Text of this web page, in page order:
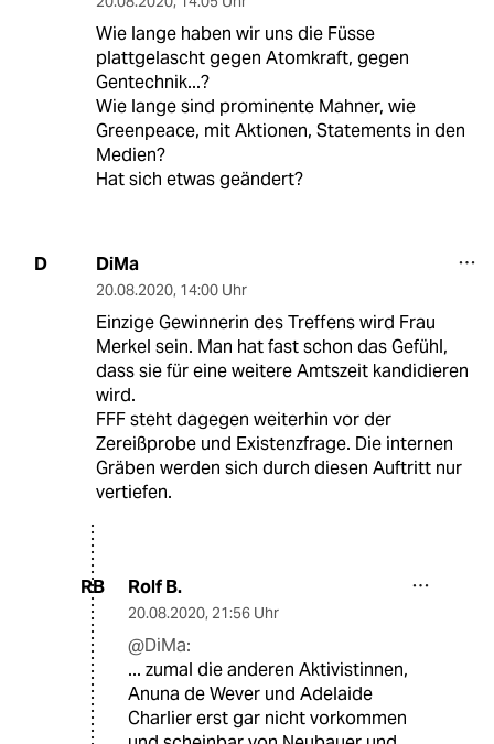
Wie lange haben wir uns die Füsse
plattgelascht gegen Atomkraft, gegen
Gentechnik...?
Wie lange sind prominente Mahner, wie
Greenpeace, mit Aktionen, Statements in den
Medien?
Hat sich etwas geändert?
D DiMa
20.08.2020, 14:00 Uhr
Einzige Gewinnerin des Treffens wird Frau
Merkel sein. Man hat fast schon das Gefühl,
dass sie für eine weitere Amtszeit kandidieren
wird.
FFF steht dagegen weiterhin vor der
Zereißprobe und Existenzfrage. Die internen
Gräben werden sich durch diesen Auftritt nur
vertiefen.
RB Rolf B.
20.08.2020, 21:56 Uhr
@DiMa:
... zumal die anderen Aktivistinnen,
Anuna de Wever und Adelaide
Charlier erst gar nicht vorkommen